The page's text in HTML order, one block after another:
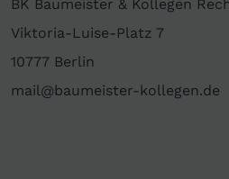
BK Baumeister & Kollegen
Viktoria-Luise-Platz 7
10777 Berlin
mail@baumeister-kollegen.de